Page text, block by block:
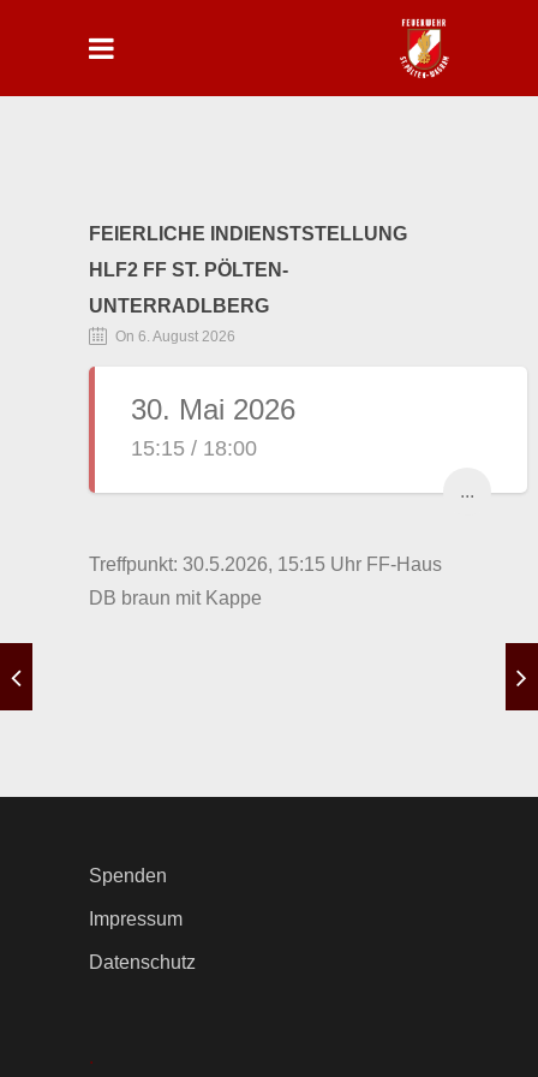
FEIERLICHE INDIENSTSTELLUNG
HLF2 FF ST. PÖLTEN-
UNTERRADLBERG
On 6. August 2026
30. Mai 2026
15:15 / 18:00
...
Treffpunkt: 30.5.2026, 15:15 Uhr FF-Haus
DB braun mit Kappe
Spenden
Impressum
Datenschutz
.